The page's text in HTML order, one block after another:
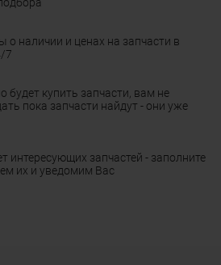
о наличии и ценах на запчасти в
7
будет купить запчасти, вам не
пока запчасти найдут - они уже
интересующих запчастей - заполните
их и уведомим Вас